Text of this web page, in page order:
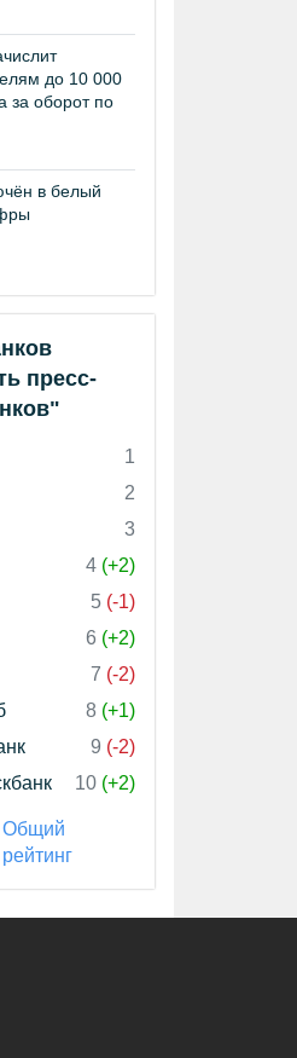
до 10 000
за оборот по
в белый
пресс-
1
2
3
4 (+2)
5 (-1)
6 (+2)
7 (-2)
8 (+1)
9 (-2)
10 (+2)
Общий
рейтинг